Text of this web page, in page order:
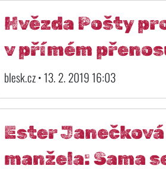
Hvězda Pošty
v přímém
blesk.cz • 13. 2. 2019 16:03
Ester
manžela: Sama